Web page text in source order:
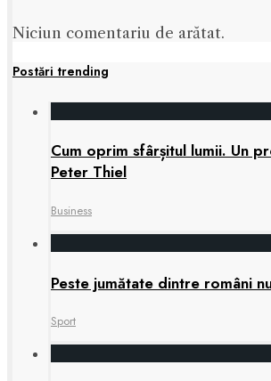
Niciun comentariu de arătat.
Postări trending
Cum oprim sfârșitul lumii. Un
Peter Thiel
Business
Peste jumătate dintre români
Sport